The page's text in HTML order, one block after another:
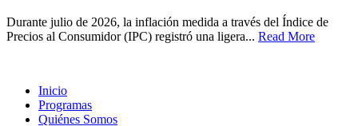
Durante julio de 2026, la inflación medida a través del Índice de
Precios al Consumidor (IPC) registró una ligera... Read More
Inicio
Programas
Quiénes Somos